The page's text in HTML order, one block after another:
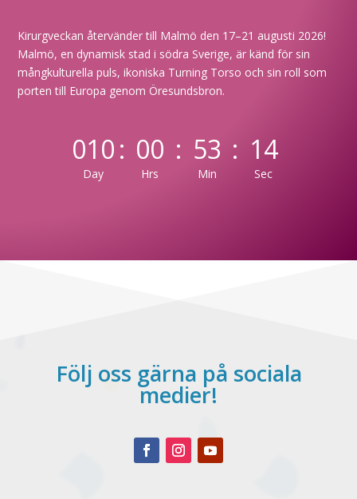
Kirurgveckan återvänder till Malmö den 17–21 augusti 2026!
Malmö, en dynamisk stad i södra Sverige, är känd för sin
mångkulturella puls, ikoniska Turning Torso och sin roll som
porten till Europa genom Öresundsbron.
010
Day
: 00
Hrs
: 53
Min
: 13
Sec
Följ oss gärna på sociala
medier!